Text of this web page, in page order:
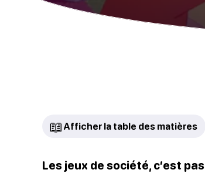
📖 Afficher la table des matières
Les jeux de société, c’est